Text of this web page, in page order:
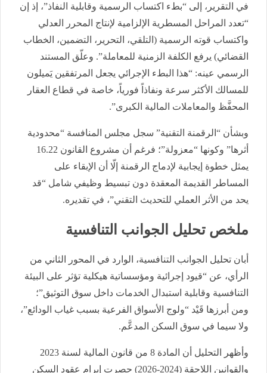
في التقرير، إلى “بطء اكتساب الرسمية وقابلية النفاذ”، إذ إن
“تعدد المراحل المسطرية الإلزامية لإنتاج المحرر العدلي
واكتساب قوته الرسمية (التلقي، التحرير، التضمين، الخطاب
القضائي) يرفع الكلفة الزمنية للمعاملة”. وعلّق المستند
الرسمي عينه: “هذا البطء الإجرائي يجعل المرتفقين يَميلون
للمسالك الأكثر سرعة ونفاذاً فورياً، خاصة في قطاع العقار
المحفَّظ والمعاملات المالية الكبرى”.
وبشأن “الرقمنة التقنية” سجل مجلس المنافسة “محدودية
أثرها” وكونها “معزولة”؛ فرغم أن مشروع القانون 16.22
يمثل خطوة إيجابية لإدماج الرقمنة إلّا أن الإبقاء على
المساطر القديمة المعقدة دون تبسيط وظيفي شامل “قد
يحد من الأثر العملي للتحديث التقني”، في تقديره.
ملخص تحليل الجوانب التنافسية
أبان تحليل الجوانب التنافسية، الوارد في المحور الثاني من
الرأي، عن “قيود إجرائية ومؤسساتية هيكلية تؤثر على البيئة
التنافسية وقابلية استبدال الخدمات داخل سوق التوثيق”؛
ومن أبرزها قَيْد “ولوج الأسواق الفرعية بسبب غياب الودائع”،
ولا سيما في سوق السكن المدعَّم.
وأظهر التحليل أن المادة 8 من قانون المالية لسنة 2023
والقوانين اللاحقة (2024-2026) حصرت إبرام عقود السكن